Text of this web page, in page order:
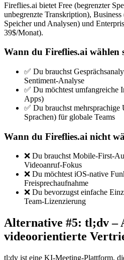
Fireflies.ai bietet Free (begrenzter
unbegrenzte Transkription),
Speicher und Analysen) und
39$/Monat).
Wann du Fireflies.ai wählen
✅ Du brauchst
Sentiment-Analyse
✅ Du möchtest umfangreiche
Apps)
✅ Du brauchst mehrsprachige
Sprachen) für globale Teams
Wann du Fireflies.ai nicht
❌ Du brauchst Mobile-First-
Videoanruf-Fokus
❌ Du möchtest iOS-native
Freisprechaufnahme
❌ Du bevorzugst einfache
Team-Lizenzierung
Alternative #5: tl;dv –
videoorientierte
tl;dv ist eine KI-Meeting-Plattform,